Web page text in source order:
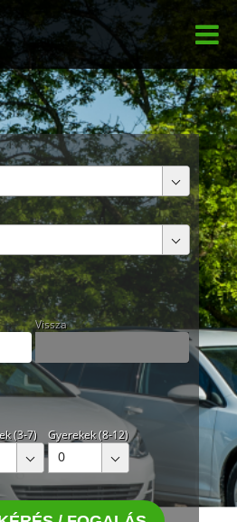
Vissza
(3-7) Gyerekek (8-12)
0